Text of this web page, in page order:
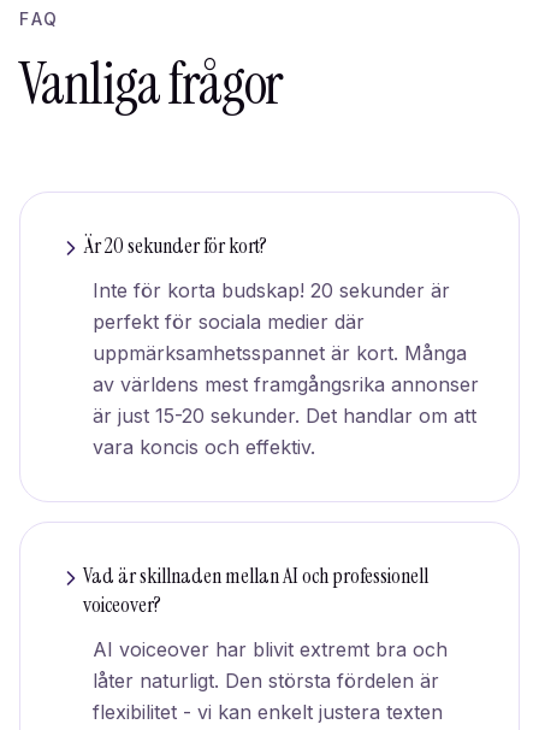
FAQ
Vanliga frågor
Är 20 sekunder för kort?
Inte för korta budskap! 20 sekunder är
perfekt för sociala medier där
uppmärksamhetsspannet är kort. Många
av världens mest framgångsrika annonser
är just 15-20 sekunder. Det handlar om att
vara koncis och effektiv.
Vad är skillnaden mellan AI och professionell
voiceover?
AI voiceover har blivit extremt bra och
låter naturligt. Den största fördelen är
flexibilitet - vi kan enkelt justera texten